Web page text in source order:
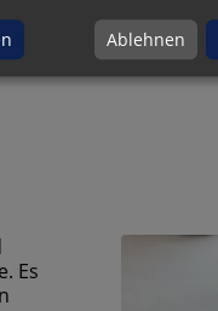
Es
Ablehnen